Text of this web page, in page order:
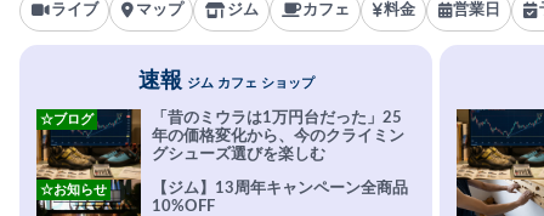
ライブ マップ ジム カフェ 料金 営業日
速報 ジム カフェ ショップ
「昔のミウラは1万円台だった」25
年の価格変化から、今のクライミン
グシューズ選びを楽しむ
☆ブログ
【ジム】13周年キャンペーン全商品
10%OFF
☆お知らせ